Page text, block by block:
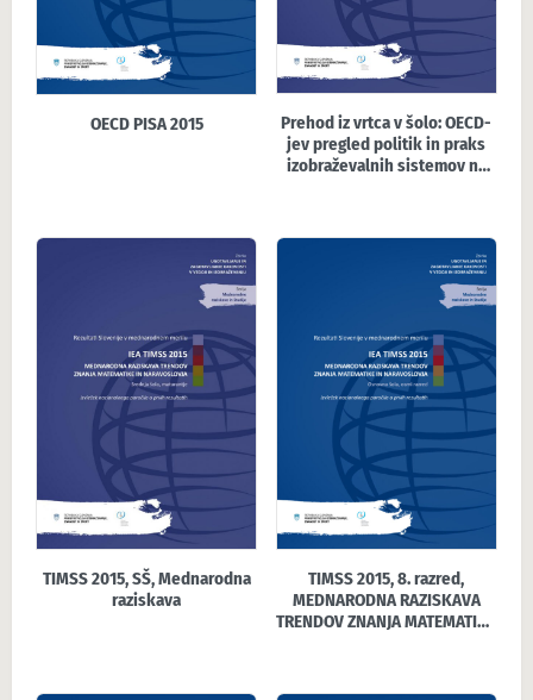
OECD PISA 2015
Prehod iz vrtca v šolo: OECD-
jev pregled politik in praks
izobraževalnih sistemov na
TIMSS 2015, SŠ, Mednarodna
raziskava
TIMSS 2015, 8. razred,
MEDNARODNA RAZISKAVA
TRENDOV ZNANJA MATEMATIKE